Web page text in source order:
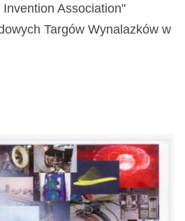
Association"
Targów Wynalazków w